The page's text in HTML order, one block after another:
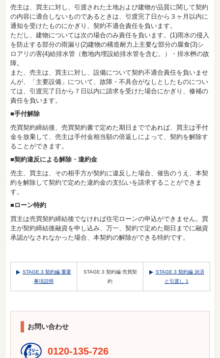
売主は、買主に対し、引渡された土地および建物が品質に関して契約
の内容に適合しないものであるときは、引渡完了日から３ヶ月以内に
通知を受けたものにかぎり、契約不適合責任を負います。
ただし、建物については次の場合のみ責任を負います。(1)雨水の侵入
を防止する部分の雨漏り(2)建物の構造耐力上主要な部分の腐食(3)シ
ロアリの害(4)給排水管（敷地内埋設給排水管を含む。）・排水桝の故
障。
また、売主は、買主に対し、設備について契約不適合責任を負いませ
んが、「主要設備」について、故障・不具合がなしとしたものについ
ては、引渡完了日から７日以内に請求を受けた場合にかぎり、修補の
責任を負います。
■手付解除
売買契約締結後、売買契約書で定めた期日までであれば、買主は手付
金を放棄して、売主は手付金相当額の倍返しによって、契約を解除す
ることができます。
■契約違反による解除・違約金
売主、買主は、その相手方が契約に違反した場合、催告のうえ、本契
約を解除して契約で定めた違約金の支払いを請求することができま
す。
■ローン特約
買主は売買契約締結後でなければ住宅ローンの申込ができません。買
主が契約締結後融資を申し込み、万一、契約で定めた期日までに融資
承認がなされなかった場合、本契約の解除ができる特約です。
STAGE.3 契約編 重要
事項説明
STAGE.3 契約編 売買契
約
STAGE.3 契約編 決済
と引渡し 1
お問い合わせ
0120-135-726